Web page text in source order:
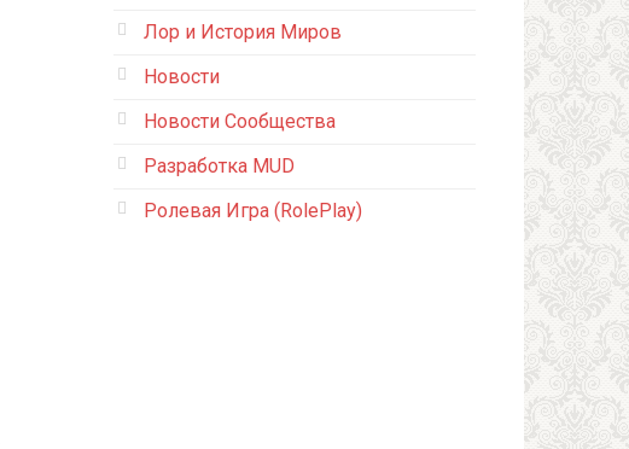
Лор и История Миров
Новости
Новости Сообщества
Разработка MUD
Ролевая Игра (RolePlay)